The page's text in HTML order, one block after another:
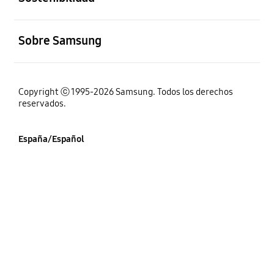
Sobre Samsung
Copyright ⓒ 1995-2026 Samsung. Todos los derechos
reservados.
España/Español